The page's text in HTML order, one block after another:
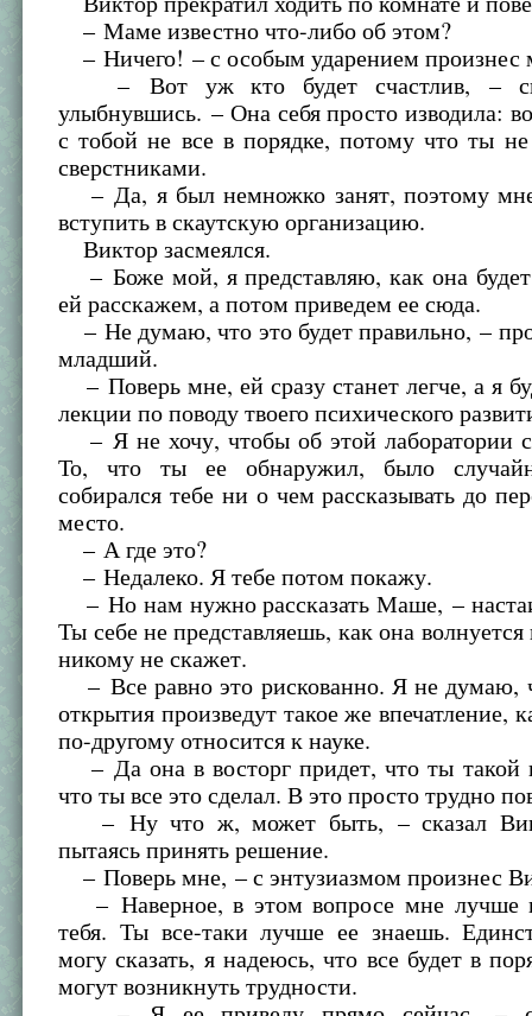
– Маме известно что-либо об этом?
– Ничего! – с особым ударением произнес
– Вот уж кто будет счастлив, –
улыбнувшись. – Она себя просто изводила:
с тобой не все в порядке, потому что ты
сверстниками.
– Да, я был немножко занят, поэтому
вступить в скаутскую организацию.
Виктор засмеялся.
– Боже мой, я представляю, как она
ей расскажем, а потом приведем ее сюда.
– Не думаю, что это будет правильно, –
младший.
– Поверь мне, ей сразу станет легче, а я
лекции по поводу твоего психического
– Я не хочу, чтобы об этой лаборатории
То, что ты ее обнаружил, было
собирался тебе ни о чем рассказывать до
место.
– А где это?
– Недалеко. Я тебе потом покажу.
– Но нам нужно рассказать Маше, –
Ты себе не представляешь, как она волнуется
никому не скажет.
– Все равно это рискованно. Я не думаю,
открытия произведут такое же впечатление,
по-другому относится к науке.
– Да она в восторг придет, что ты такой
что ты все это сделал. В это просто трудно
– Ну что ж, может быть, – сказал
пытаясь принять решение.
– Поверь мне, – с энтузиазмом произнес
– Наверное, в этом вопросе мне лучше
тебя. Ты все-таки лучше ее знаешь.
могу сказать, я надеюсь, что все будет в
могут возникнуть трудности.